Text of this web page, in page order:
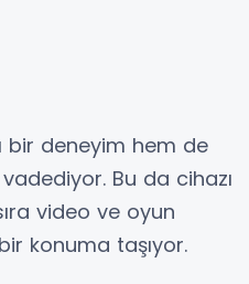
bir deneyim hem de
Bu da cihazı
video ve oyun
konuma taşıyor.